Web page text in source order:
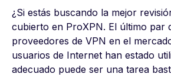
¿Si estás buscando la mejor
cubierto en ProXPN. El último par
proveedores de VPN en el
usuarios de Internet han estado
adecuado puede ser una tarea